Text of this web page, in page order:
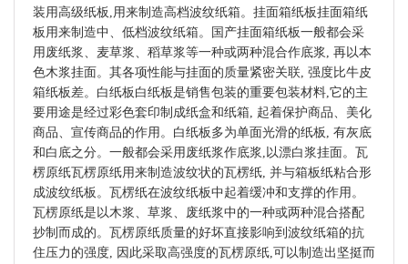
装用高级纸板,用来制造高档波纹纸箱。挂面箱纸板挂面箱纸
板用来制造中、低档波纹纸箱。国产挂面箱纸板一般都会采
用废纸浆、麦草浆、稻草浆等一种或两种混合作底浆, 再以本
色木浆挂面。其各项性能与挂面的质量紧密关联, 强度比牛皮
箱纸板差。白纸板白纸板是销售包装的重要包装材料,它的主
要用途是经过彩色套印制成纸盒和纸箱, 起着保护商品、美化
商品、宣传商品的作用。白纸板多为单面光滑的纸板, 有灰底
和白底之分。一般都会采用废纸浆作底浆,以漂白浆挂面。瓦
楞原纸瓦楞原纸用来制造波纹状的瓦楞纸, 并与箱板纸粘合形
成波纹纸板。瓦楞纸在波纹纸板中起着缓冲和支撑的作用。
瓦楞原纸是以木浆、草浆、废纸浆中的一种或两种混合搭配
抄制而成的。瓦楞原纸质量的好坏直接影响到波纹纸箱的抗
住压力的强度, 因此采取高强度的瓦楞原纸,可以制造出坚挺而